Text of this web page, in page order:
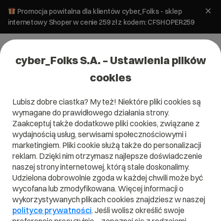
Promocja powitalna dla klientów cyber_Folks - sklep
internetowy Shoper w cenie 259 zł z kodem: CFSHOPER259
Jak możemy Ci dzisiaj
pomóc?
cyber_Folks S.A. – Ustawienia plików
cookies
Lubisz dobre ciastka? My też! Niektóre pliki cookies są
wymagane do prawidłowego działania strony.
Zaakceptuj także dodatkowe pliki cookies, związane z
wydajnością usług, serwisami społecznościowymi i
marketingiem. Pliki cookie służą także do personalizacji
reklam. Dzięki nim otrzymasz najlepsze doświadczenie
naszej strony internetowej, którą stale doskonalimy.
Udzielona dobrowolnie zgoda w każdej chwili może być
wycofana lub zmodyfikowana. Więcej informacji o
wykorzystywanych plikach cookies znajdziesz w naszej
polityce prywatności. Jeśli wolisz określić swoje